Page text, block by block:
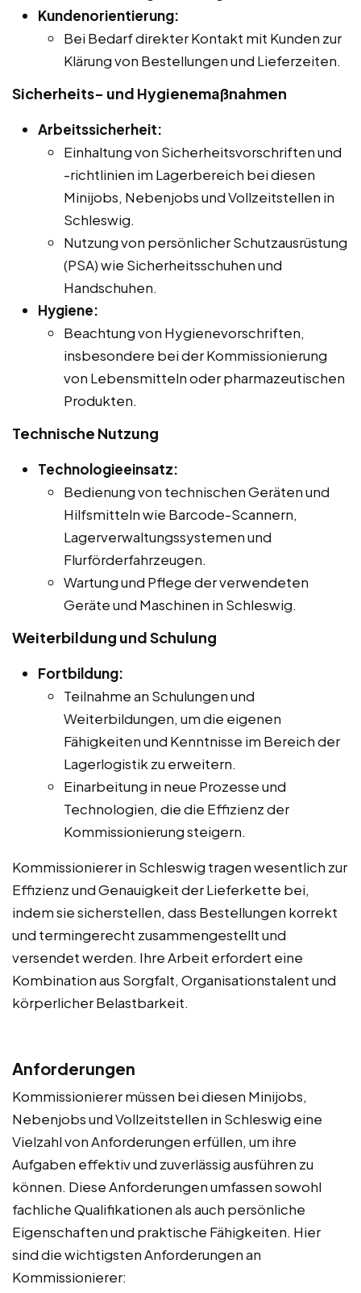
Kundenorientierung:
Bei Bedarf direkter Kontakt mit Kunden zur
Klärung von Bestellungen und Lieferzeiten.
Sicherheits- und Hygienemaßnahmen
Arbeitssicherheit:
Einhaltung von Sicherheitsvorschriften und
-richtlinien im Lagerbereich bei diesen
Minijobs, Nebenjobs und Vollzeitstellen in
Schleswig.
Nutzung von persönlicher Schutzausrüstung
(PSA) wie Sicherheitsschuhen und
Handschuhen.
Hygiene:
Beachtung von Hygienevorschriften,
insbesondere bei der Kommissionierung
von Lebensmitteln oder pharmazeutischen
Produkten.
Technische Nutzung
Technologieeinsatz:
Bedienung von technischen Geräten und
Hilfsmitteln wie Barcode-Scannern,
Lagerverwaltungssystemen und
Flurförderfahrzeugen.
Wartung und Pflege der verwendeten
Geräte und Maschinen in Schleswig.
Weiterbildung und Schulung
Fortbildung:
Teilnahme an Schulungen und
Weiterbildungen, um die eigenen
Fähigkeiten und Kenntnisse im Bereich der
Lagerlogistik zu erweitern.
Einarbeitung in neue Prozesse und
Technologien, die die Effizienz der
Kommissionierung steigern.
Kommissionierer in Schleswig tragen wesentlich zur
Effizienz und Genauigkeit der Lieferkette bei,
indem sie sicherstellen, dass Bestellungen korrekt
und termingerecht zusammengestellt und
versendet werden. Ihre Arbeit erfordert eine
Kombination aus Sorgfalt, Organisationstalent und
körperlicher Belastbarkeit.
Anforderungen
Kommissionierer müssen bei diesen Minijobs,
Nebenjobs und Vollzeitstellen in Schleswig eine
Vielzahl von Anforderungen erfüllen, um ihre
Aufgaben effektiv und zuverlässig ausführen zu
können. Diese Anforderungen umfassen sowohl
fachliche Qualifikationen als auch persönliche
Eigenschaften und praktische Fähigkeiten. Hier
sind die wichtigsten Anforderungen an
Kommissionierer: